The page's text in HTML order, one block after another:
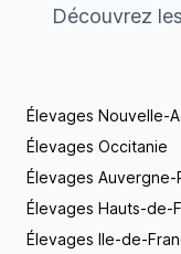
Découvrez
Élevages Nouvelle-
Élevages Occitanie
Élevages Auvergne-
Élevages Hauts-de-
Élevages Ile-de-